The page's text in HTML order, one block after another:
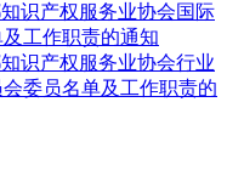
识产权服务业协会国际
工作职责的通知
识产权服务业协会行业
委员名单及工作职责的